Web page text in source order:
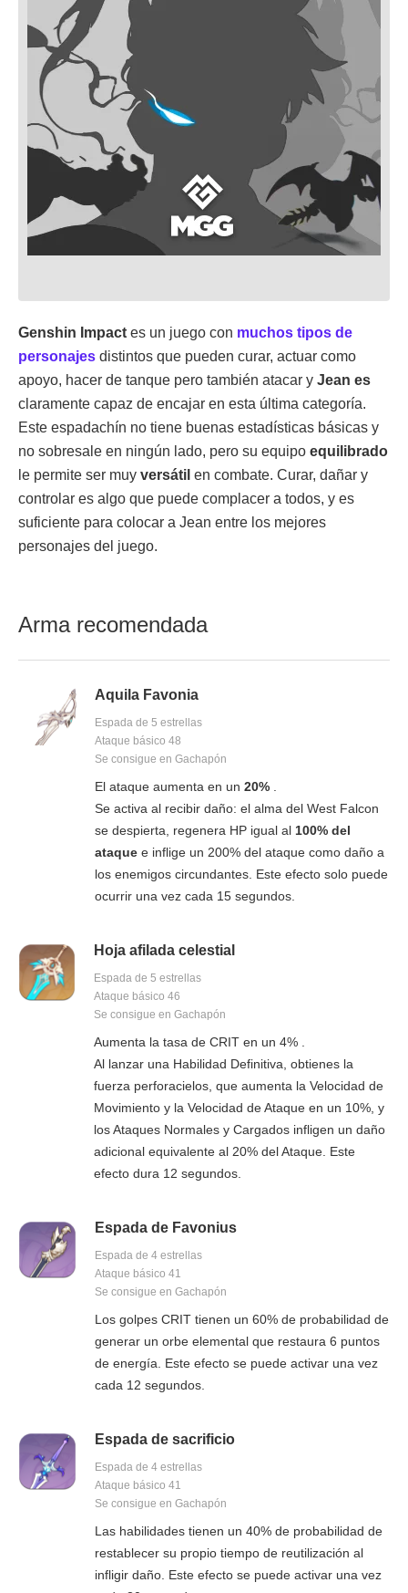
Genshin Impact es un juego con muchos tipos de
personajes distintos que pueden curar, actuar como
apoyo, hacer de tanque pero también atacar y Jean es
claramente capaz de encajar en esta última categoría.
Este espadachín no tiene buenas estadísticas básicas y
no sobresale en ningún lado, pero su equipo equilibrado
le permite ser muy versátil en combate. Curar, dañar y
controlar es algo que puede complacer a todos, y es
suficiente para colocar a Jean entre los mejores
personajes del juego.
Arma recomendada
Aquila Favonia
Espada de 5 estrellas
Ataque básico 48
Se consigue en Gachapón
El ataque aumenta en un 20%.
Se activa al recibir daño: el alma del West Falcon
se despierta, regenera HP igual al 100% del
ataquee inflige un 200% del ataque como daño a
los enemigos circundantes. Este efecto solo puede
ocurrir una vez cada 15 segundos.
Hoja afilada celestial
Espada de 5 estrellas
Ataque básico 46
Se consigue en Gachapón
Aumenta la tasa de CRIT en un 4% .
Al lanzar una Habilidad Definitiva, obtienes la
fuerza perforacielos, que aumenta la Velocidad de
Movimiento y la Velocidad de Ataque en un 10%, y
los Ataques Normales y Cargados infligen un daño
adicional equivalente al 20% del Ataque. Este
efecto dura 12 segundos.
Espada de Favonius
Espada de 4 estrellas
Ataque básico 41
Se consigue en Gachapón
Los golpes CRIT tienen un 60% de probabilidad de
generar un orbe elemental que restaura 6 puntos
de energía. Este efecto se puede activar una vez
cada 12 segundos.
Espada de sacrificio
Espada de 4 estrellas
Ataque básico 41
Se consigue en Gachapón
Las habilidades tienen un 40% de probabilidad de
restablecer su propio tiempo de reutilización al
infligir daño. Este efecto se puede activar una vez